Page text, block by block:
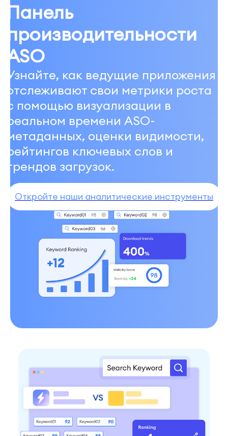
Панель
производительности
ASO
Узнайте, как ведущие приложения
отслеживают свои метрики роста
с помощью визуализации в
реальном времени ASO-
метаданных, оценки видимости,
рейтингов ключевых слов и
трендов загрузок.
Откройте наши аналитические инструменты